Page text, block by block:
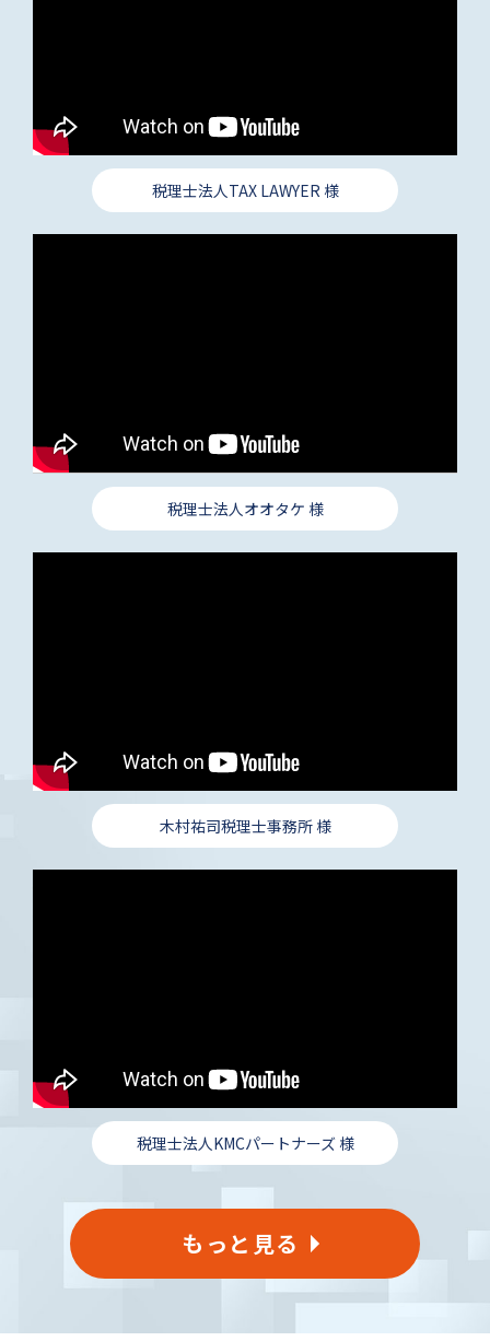
税理士法人TAX LAWYER 様
税理士法人オオタケ 様
木村祐司税理士事務所 様
税理士法人KMCパートナーズ 様
もっと見る